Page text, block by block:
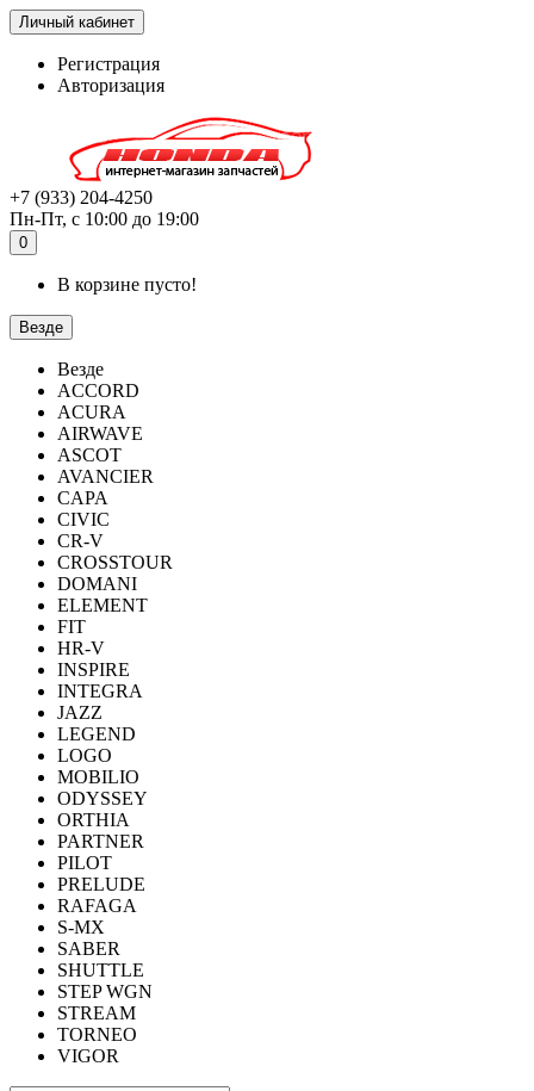
Личный кабинет
Регистрация
Авторизация
+7 (933) 204-4250
Пн-Пт, с 10:00 до 19:00
0
В корзине пусто!
Везде
Везде
ACCORD
ACURA
AIRWAVE
ASCOT
AVANCIER
CAPA
CIVIC
CR-V
CROSSTOUR
DOMANI
ELEMENT
FIT
HR-V
INSPIRE
INTEGRA
JAZZ
LEGEND
LOGO
MOBILIO
ODYSSEY
ORTHIA
PARTNER
PILOT
PRELUDE
RAFAGA
S-MX
SABER
SHUTTLE
STEP WGN
STREAM
TORNEO
VIGOR